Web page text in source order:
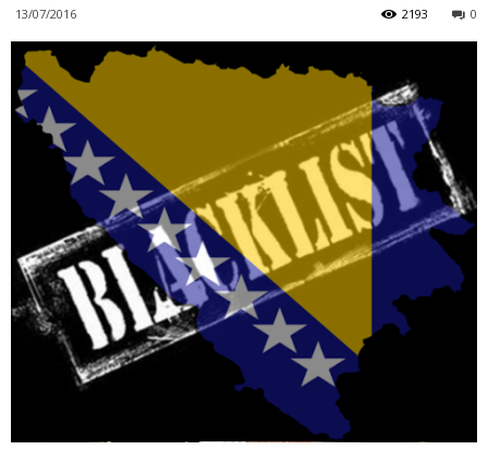
13/07/2016 0
2193